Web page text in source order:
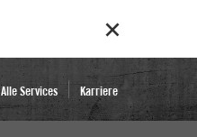
Alle Services Karriere